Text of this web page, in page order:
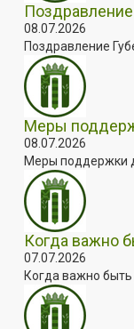
08.07.2026
Поздравление
Меры
08.07.2026
Меры поддержки
Когда важно
07.07.2026
Когда важно